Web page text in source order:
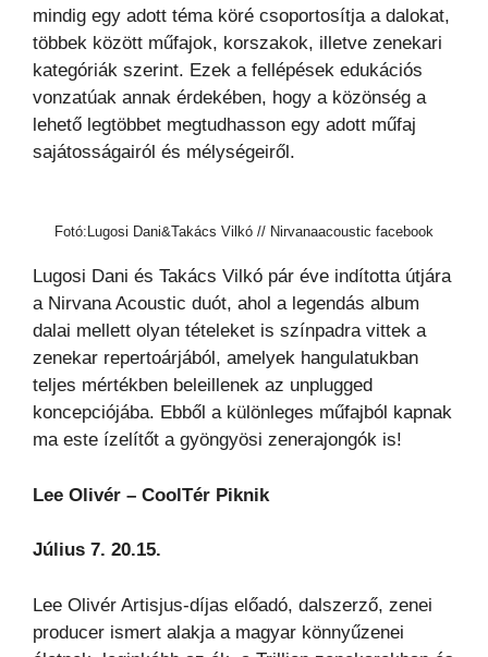
mindig egy adott téma köré csoportosítja a dalokat,
többek között műfajok, korszakok, illetve zenekari
kategóriák szerint. Ezek a fellépések edukációs
vonzatúak annak érdekében, hogy a közönség a
lehető legtöbbet megtudhasson egy adott műfaj
sajátosságairól és mélységeiről.
Fotó:Lugosi Dani&Takács Vilkó // Nirvanaacoustic facebook
Lugosi Dani és Takács Vilkó pár éve indította útjára
a Nirvana Acoustic duót, ahol a legendás album
dalai mellett olyan tételeket is színpadra vittek a
zenekar repertoárjából, amelyek hangulatukban
teljes mértékben beleillenek az unplugged
koncepciójába. Ebből a különleges műfajból kapnak
ma este ízelítőt a gyöngyösi zenerajongók is!
Lee Olivér – CoolTér Piknik
Július 7. 20.15.
Lee Olivér Artisjus-díjas előadó, dalszerző, zenei
producer ismert alakja a magyar könnyűzenei